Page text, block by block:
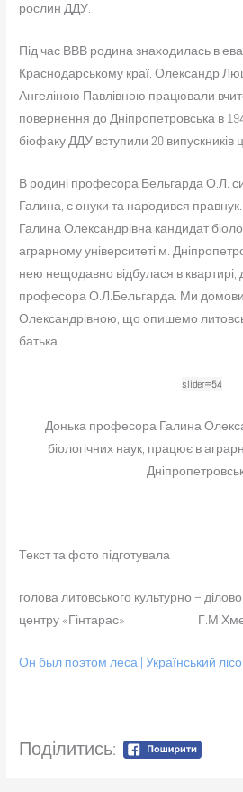
рослин ДДУ.
Під час ВВВ родина знаходилась в
Краснодарському краї. Олександр
Ангеліною Павлівною працювали
повернення до Дніпропетровська в
біофаку ДДУ вступили 20 випускників
В родині професора Бельгарда О.Л.
Галина, є онуки та народився
Галина Олександрівна кандидат
аграрному університеті м.
нею нещодавно відбулася в
професора О.Л.Бельгарда. Ми
Олександрівною, що опишемо
батька.
slider=54
Донька професора Галина
біологічних наук, працює в
Текст та фото підготувала
голова литовського культурно –
центру «Гінтарас»
Он был поэтом леса | Український
Поділитись: